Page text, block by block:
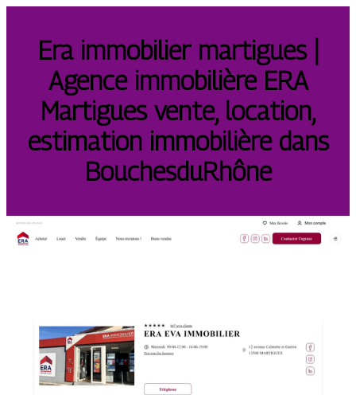
Era immobilier martigues |
Agence immobilière ERA
Martigues vente, location,
estimation immobilière dans
BouchesduRhône